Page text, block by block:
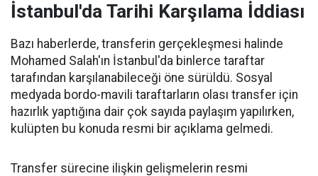
İstanbul'da Tarihi Karşılama İddiası
Bazı haberlerde, transferin gerçekleşmesi halinde
Mohamed Salah'ın İstanbul'da binlerce taraftar
tarafından karşılanabileceği öne sürüldü. Sosyal
medyada bordo-mavili taraftarların olası transfer için
hazırlık yaptığına dair çok sayıda paylaşım yapılırken,
kulüpten bu konuda resmi bir açıklama gelmedi.
Transfer sürecine ilişkin gelişmelerin resmi